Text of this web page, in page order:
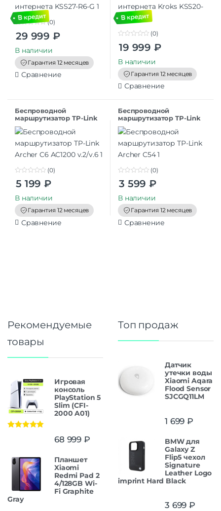
o
t
o
f
5
(0)
29 999 ₽
В наличии
Гарантия 12 месяцев
Сравнение
t
o
f
5
(0)
19 999 ₽
В наличии
Гарантия 12 месяцев
Сравнение
Беспроводной
маршрутизатор TP-Link
Archer C6 AC1200 v.2/v.6
o
t
o
f
5
(0)
5 199 ₽
В наличии
Гарантия 12 месяцев
Сравнение
Беспроводной
маршрутизатор TP-Link
Archer C54
o
t
o
f
5
(0)
3 599 ₽
В наличии
Гарантия 12 месяцев
Сравнение
Рекомендуемые
товары
Игровая
консоль
PlayStation 5
Slim (CFI-
2000 A01)
68 999 ₽
Планшет
Xiaomi
Redmi Pad 2
4/128GB Wi-
Fi Graphite
Gray
Топ продаж
Датчик
утечки воды
Xiaomi Aqara
Flood Sensor
SJCGQ11LM
1 699 ₽
BMW для
Galaxy Z
Flip5 чехол
Signature
Leather Logo
imprint Hard Black
3 699 ₽